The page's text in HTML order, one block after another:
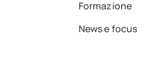
Formazione
News e focus